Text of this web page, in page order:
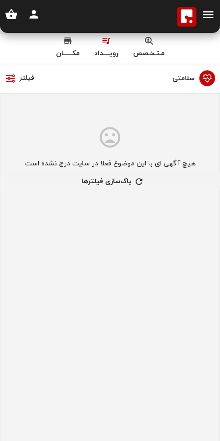
مـتـخـصص رویــــداد مکــــــان
سلامتی فیلتر
هیچ آگهی ای با این موضوع فعلا در سایت درج نشده است
پاک‌سازی فیلترها